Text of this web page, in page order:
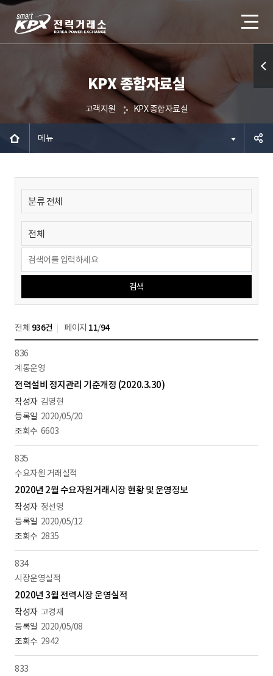
KPX 종합자료실
고객지원 KPX 종합자료실
메뉴
검색
전체 936건 페이지 11/94
836
계통운영
전력설비 정지관리 기준개정 (2020.3.30)
김영현
2020/05/20
6603
835
수요자원 거래실적
2020년 2월 수요자원거래시장 현황 및 운영정보
정선영
2020/05/12
2835
834
시장운영실적
2020년 3월 전력시장 운영실적
고경재
2020/05/08
2942
833